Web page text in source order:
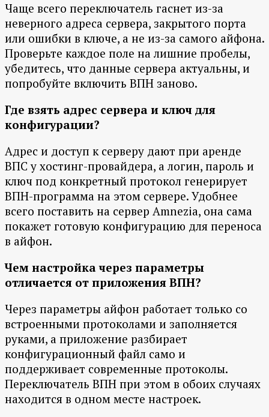
Чаще всего переключатель гаснет из-за
неверного адреса сервера, закрытого порта
или ошибки в ключе, а не из-за самого айфона.
Проверьте каждое поле на лишние пробелы,
убедитесь, что данные сервера актуальны, и
попробуйте включить ВПН заново.
Где взять адрес сервера и ключ для
конфигурации?
Адрес и доступ к серверу дают при аренде
ВПС у хостинг-провайдера, а логин, пароль и
ключ под конкретный протокол генерирует
ВПН-программа на этом сервере. Удобнее
всего поставить на сервер Amnezia, она сама
покажет готовую конфигурацию для переноса
в айфон.
Чем настройка через параметры
отличается от приложения ВПН?
Через параметры айфон работает только со
встроенными протоколами и заполняется
руками, а приложение разбирает
конфигурационный файл само и
поддерживает современные протоколы.
Переключатель ВПН при этом в обоих случаях
находится в одном месте настроек.